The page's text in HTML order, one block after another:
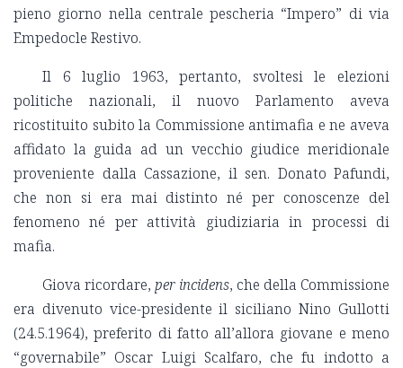
pieno giorno nella centrale pescheria “Impero” di via
Empedocle Restivo.
Il 6 luglio 1963, pertanto, svoltesi le elezioni
politiche nazionali, il nuovo Parlamento aveva
ricostituito subito la Commissione antimafia e ne aveva
affidato la guida ad un vecchio giudice meridionale
proveniente dalla Cassazione, il sen. Donato Pafundi,
che non si era mai distinto né per conoscenze del
fenomeno né per attività giudiziaria in processi di
mafia.
Giova ricordare, per incidens, che della Commissione
era divenuto vice-presidente il siciliano Nino Gullotti
(24.5.1964), preferito di fatto all’allora giovane e meno
“governabile” Oscar Luigi Scalfaro, che fu indotto a